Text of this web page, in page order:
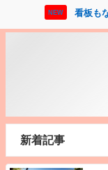
NEW 看板も
新着記事